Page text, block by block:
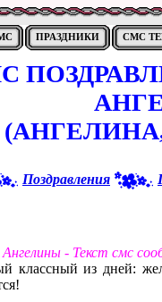
ПРАЗДНИКИ СМС
Поздравления
Ангелины - Текст смс
классный из дней: